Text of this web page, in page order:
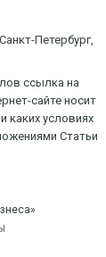
Петербург,
ссылка на
сайте носит
каких условиях
Статьи